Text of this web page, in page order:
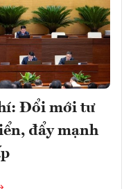
Đổi mới tư
đẩy mạnh